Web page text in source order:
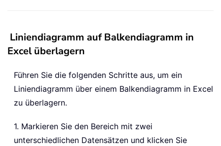
Liniendiagramm auf Balkendiagramm in
Excel überlagern
Führen Sie die folgenden Schritte aus, um ein
Liniendiagramm über einem Balkendiagramm in Excel
zu überlagern.
1. Markieren Sie den Bereich mit zwei
unterschiedlichen Datensätzen und klicken Sie